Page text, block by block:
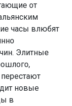
от
часы влюбят
Элитные
новые
в